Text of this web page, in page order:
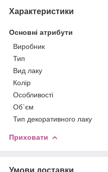
Характеристики
Основні атрибути
Виробник
Тип
Вид лаку
Колір
Особливості
Об`єм
Тип декоративного лаку
Приховати
Умови доставки